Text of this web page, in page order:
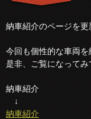
納車紹介のページを
今回も個性的な車両
是非、ご覧になって
納車紹介
↓
納車紹介